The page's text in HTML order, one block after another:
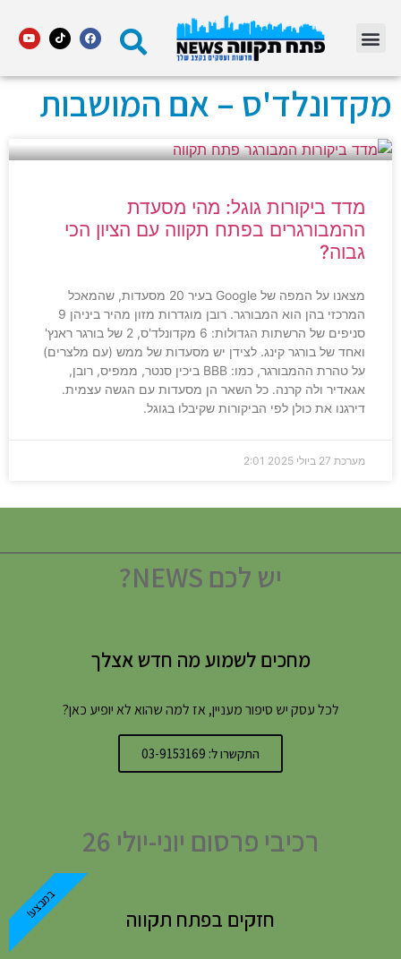
מקדונלד'ס – אם המושבות
מדד ביקורות גוגל: מהי מסעדת
ההמבורגרים בפתח תקווה עם הציון הכי
גבוה?
מצאנו על המפה של Google בעיר 20 מסעדות, שהמאכל
המרכזי בהן הוא המבורגר. רובן מוגדרות מזון מהיר ביניהן 9
סניפים של הרשתות הגדולות: 6 מקדונלד'ס, 2 של בורגר ראנץ'
ואחד של בורגר קינג. לצידן יש מסעדות של ממש (עם מלצרים)
על טהרת ההמבורגר, כמו: BBB ביכין סנטר, ממפיס, רובן,
אגאדיר ולה קרנה. כל השאר הן מסעדות עם הגשה עצמית.
דירגנו את כולן לפי הביקורות שקיבלו בגוגל.
מערכת 27 ביולי 2025 2:01
יש לכם NEWS?
מחכים לשמוע מה חדש אצלך
לכל עסק יש סיפור מעניין, אז למה שהוא לא יופיע כאן?
התקשרו ל: 03-9153169
רכיבי פרסום יוני-יולי 26
חזקים בפתח תקווה במבצע!